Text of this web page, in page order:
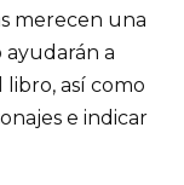
merecen una
ayudarán a
así como
e indicar